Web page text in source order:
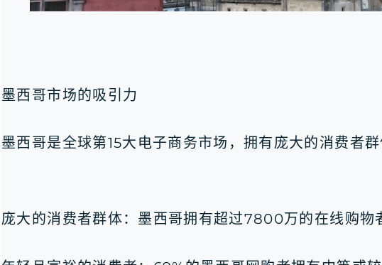
墨西哥市场的吸引力
墨西哥是全球第15大电子商务市场，拥有庞大的消费者
庞大的消费者群体：墨西哥拥有超过7800万的在线购物